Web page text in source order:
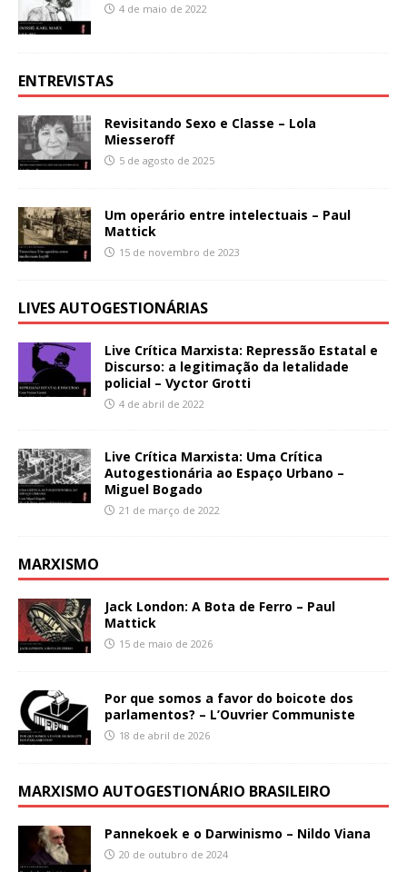
4 de maio de 2022
ENTREVISTAS
Revisitando Sexo e Classe – Lola
Miesseroff
5 de agosto de 2025
Um operário entre intelectuais – Paul
Mattick
15 de novembro de 2023
LIVES AUTOGESTIONÁRIAS
Live Crítica Marxista: Repressão Estatal e
Discurso: a legitimação da letalidade
policial – Vyctor Grotti
4 de abril de 2022
Live Crítica Marxista: Uma Crítica
Autogestionária ao Espaço Urbano –
Miguel Bogado
21 de março de 2022
MARXISMO
Jack London: A Bota de Ferro – Paul
Mattick
15 de maio de 2026
Por que somos a favor do boicote dos
parlamentos? – L’Ouvrier Communiste
18 de abril de 2026
MARXISMO AUTOGESTIONÁRIO BRASILEIRO
Pannekoek e o Darwinismo – Nildo Viana
20 de outubro de 2024